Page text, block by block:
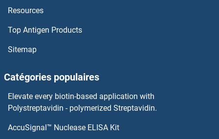
GP120 Anticorps
Gp120 Anticorps
GOT1 Anticorps
GOSR2 Anticorps
GORASP2 Anticorps
Resources
Top Antigen Products
Sitemap
Catégories populaires
Elevate every biotin-based application with
Polystreptavidin - polymerized Streptavidin.
AccuSignal™ Nuclease ELISA Kit